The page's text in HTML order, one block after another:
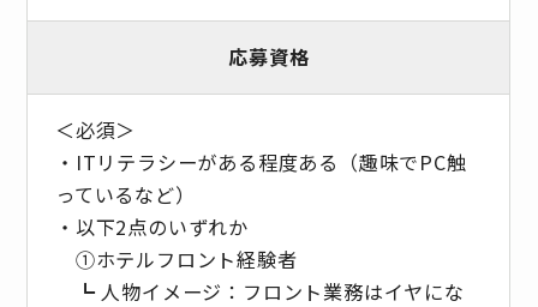
応募資格
＜必須＞
・ITリテラシーがある程度ある（趣味でPC触
っているなど）
・以下2点のいずれか
①ホテルフロント経験者
┗ 人物イメージ：フロント業務はイヤにな